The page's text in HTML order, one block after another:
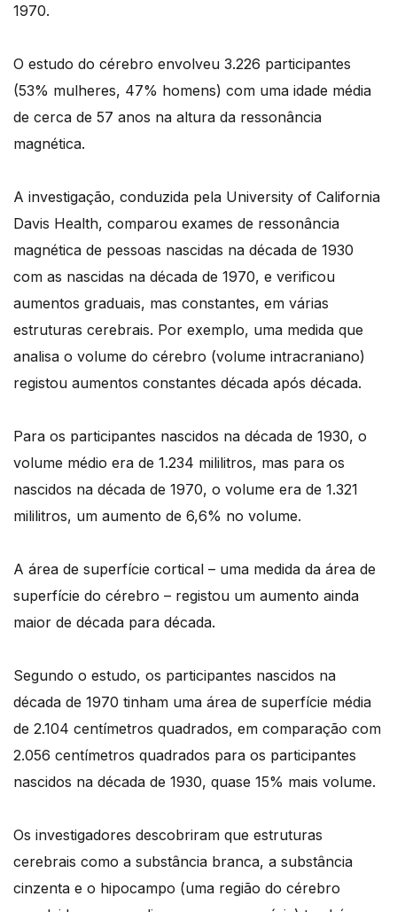
1970.
O estudo do cérebro envolveu 3.226 participantes
(53% mulheres, 47% homens) com uma idade média
de cerca de 57 anos na altura da ressonância
magnética.
A investigação, conduzida pela University of California
Davis Health, comparou exames de ressonância
magnética de pessoas nascidas na década de 1930
com as nascidas na década de 1970, e verificou
aumentos graduais, mas constantes, em várias
estruturas cerebrais. Por exemplo, uma medida que
analisa o volume do cérebro (volume intracraniano)
registou aumentos constantes década após década.
Para os participantes nascidos na década de 1930, o
volume médio era de 1.234 mililitros, mas para os
nascidos na década de 1970, o volume era de 1.321
mililitros, um aumento de 6,6% no volume.
A área de superfície cortical – uma medida da área de
superfície do cérebro – registou um aumento ainda
maior de década para década.
Segundo o estudo, os participantes nascidos na
década de 1970 tinham uma área de superfície média
de 2.104 centímetros quadrados, em comparação com
2.056 centímetros quadrados para os participantes
nascidos na década de 1930, quase 15% mais volume.
Os investigadores descobriram que estruturas
cerebrais como a substância branca, a substância
cinzenta e o hipocampo (uma região do cérebro